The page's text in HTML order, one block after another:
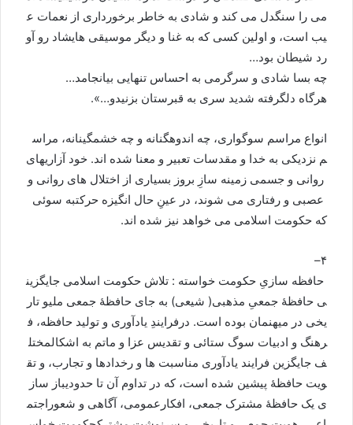
می را سنگدل می کند و شادی به خاطر برخورداری از نعمات ع
یب است، و اولین کسی که به غنا و دیگر موسیقی هایشاد رو آو
رد شیطان بود…
چه بسا شادی و سرگرمی به احساس تنهایی بیانجامد…
هرگاه دلگرفته شدید سری به قبرستان بزنیدو…».
انواع مراسم سوگواری، چه اندوهگنانه و چه خشمگینانه، مراس
م نزدیکی به خدا و مقدسات تعبیر و معنا شده اند. خود آزاریهای
روانی و جسمی زمینه سازِ بروز بسیاری از اختلال های روانی و
عصبی و رفتاری می شوند، در عینِ حال انگیزه حرکتبه سوئی
که حکومت اسلامی می خواهد نیز شده اند.
۴–
حافظه سازیِ حکومت خواسته : تلاش حکومت اسلامی جایگزین
ی حافظۀ جمعیِ مذهبی( شیعی) به جای حافظۀ جمعی ملیو تار
یخی در میهنمان بوده است. درفرایندِ یادآوری و تولید حافظه، ف
رهنگ و ادبیات سوگ ستائی و تقدیس عزا و ماتم به اشکالمختل
ف جایگزین فرایند یادآوری مناسبت ها و رخدادها و تجارب، و تق
ویت حافظۀ پیشین شده است، که در تداوم آن تا حدودیباز ساز
ی یک حافظۀ مشترک جمعی، افکارعمومی، آگاهی و شعوراجتم